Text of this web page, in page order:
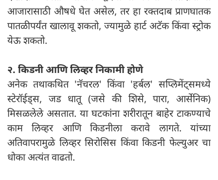
आजारासाठी औषधे घेत असेल, तर हा रक्तदाब प्राणघातक
पातळीपर्यंत खालावू शकतो, ज्यामुळे हार्ट अटॅक किंवा स्ट्रोक
येऊ शकतो.
२. किडनी आणि लिव्हर निकामी होणे
अनेक तथाकथित 'नॅचरल' किंवा 'हर्बल' सप्लिमेंट्समध्ये
स्टेरॉईड्स, जड धातू (जसे की शिसे, पारा, आर्सेनिक)
मिसळलेले असतात. या घटकांना शरीरातून बाहेर टाकण्याचे
काम लिव्हर आणि किडनीला करावे लागते. यांच्या
अतिवापरामुळे लिव्हर सिरोसिस किंवा किडनी फेल्युअर चा
धोका अत्यंत वाढतो.